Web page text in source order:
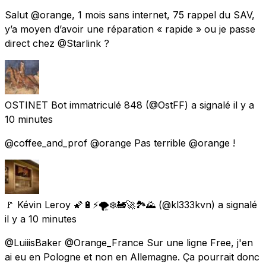
Salut @orange, 1 mois sans internet, 75 rappel du SAV,
y’a moyen d’avoir une réparation « rapide » ou je passe
direct chez @Starlink ?
OSTINET Bot immatriculé 848 (@OstFF) a signalé il y a
10 minutes
@coffee_and_prof @orange Pas terrible @orange !
🚩 Kévin Leroy 🌠🔋⚡🌪️❄️🚂🚀🏞️🌄 (@kl333kvn) a signalé
il y a 10 minutes
@LuiiisBaker @Orange_France Sur une ligne Free, j'en
ai eu en Pologne et non en Allemagne. Ça pourrait donc